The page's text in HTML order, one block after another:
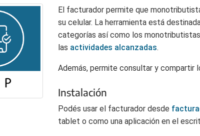
El facturador permite que
su celular. La herramienta está
categorías así como los
las actividades alcanzadas.
Además, permite consultar y compartir
Instalación
Podés usar el facturador desde
tablet o como una aplicación en el